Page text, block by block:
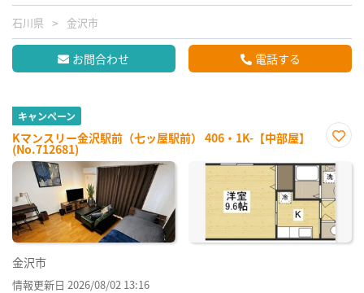
石川県 金沢市
お問合わせ 電話する
キャンペーン
Kマンスリー金沢駅前（七ッ屋駅前） 406・1K-【中部屋】
(No.712681)
に入
り登
録
金沢市
情報更新日 2026/08/02 13:16